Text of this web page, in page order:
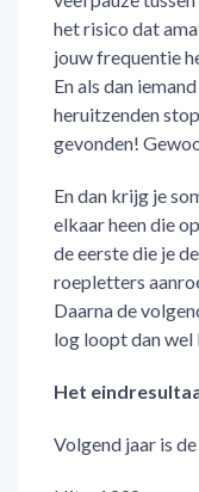
het risico dat
jouw frequentie
En als dan
heruitzenden
gevonden!
En dan krijg je
elkaar heen die
de eerste die je
roepletters
Daarna de
log loopt dan wel
Het
Volgend jaar is